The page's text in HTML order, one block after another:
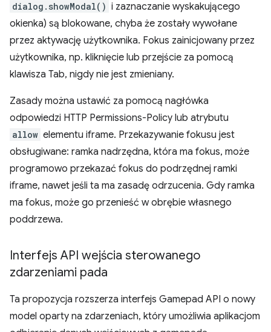
dialog.showModal() i zaznaczanie wyskakującego
okienka) są blokowane, chyba że zostały wywołane
przez aktywację użytkownika. Fokus zainicjowany przez
użytkownika, np. kliknięcie lub przejście za pomocą
klawisza Tab, nigdy nie jest zmieniany.
Zasady można ustawić za pomocą nagłówka
odpowiedzi HTTP Permissions-Policy lub atrybutu
allow elementu iframe. Przekazywanie fokusu jest
obsługiwane: ramka nadrzędna, która ma fokus, może
programowo przekazać fokus do podrzędnej ramki
iframe, nawet jeśli ta ma zasadę odrzucenia. Gdy ramka
ma fokus, może go przenieść w obrębie własnego
poddrzewa.
Interfejs API wejścia sterowanego
zdarzeniami pada
Ta propozycja rozszerza interfejs Gamepad API o nowy
model oparty na zdarzeniach, który umożliwia aplikacjom